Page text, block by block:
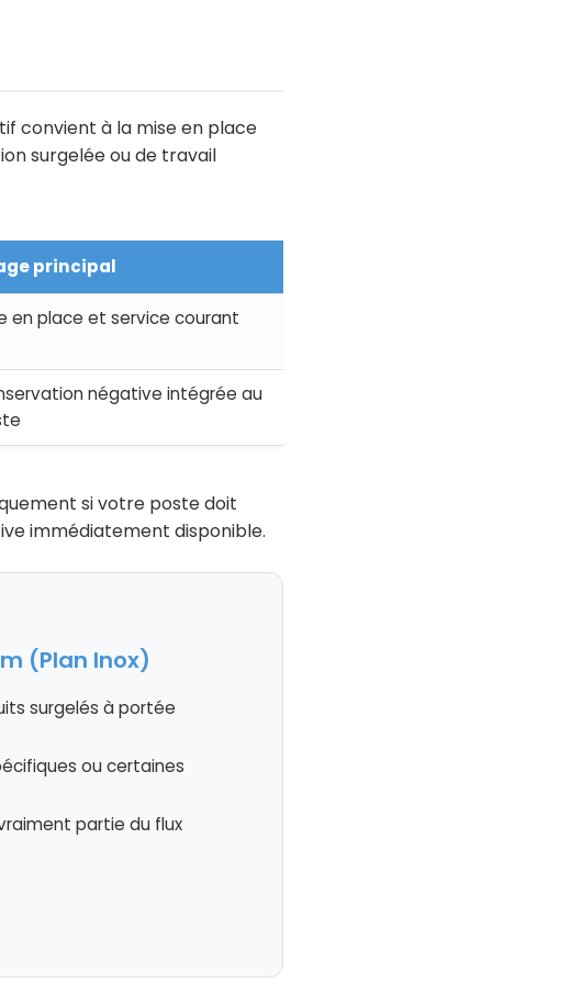
convient à la mise en place
surgelée ou de travail
principal
en place et service courant
négative intégrée au
si votre poste doit
immédiatement disponible.
(Plan Inox)
surgelés à portée
ou certaines
partie du flux